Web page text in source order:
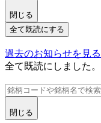
閉じる
全て既読にする
過去のお知らせを見る
全て既読にしました。
閉じる